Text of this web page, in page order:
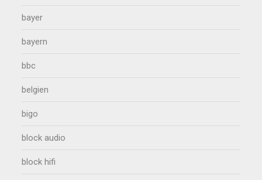
bayer
bayern
bbc
belgien
bigo
block audio
block hifi